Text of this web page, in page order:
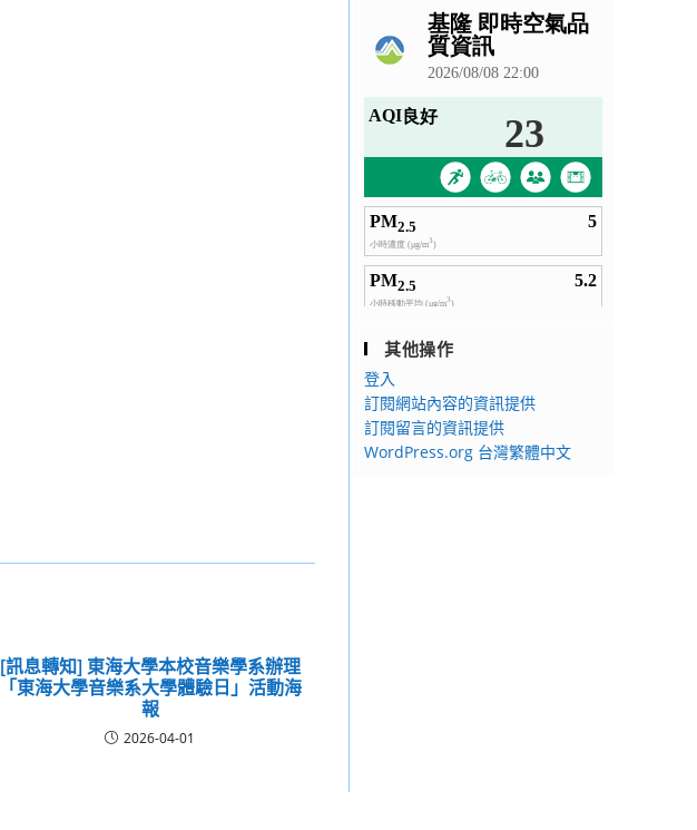
[訊息轉知] 東海大學本校音樂學系辦理
「東海大學音樂系大學體驗日」活動海
報
2026-04-01
其他操作
登入
訂閱網站內容的資訊提供
訂閱留言的資訊提供
WordPress.org 台灣繁體中文